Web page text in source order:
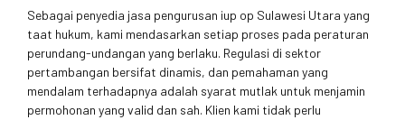
Sebagai penyedia jasa pengurusan iup op Sulawesi Utara yang
taat hukum, kami mendasarkan setiap proses pada peraturan
perundang-undangan yang berlaku. Regulasi di sektor
pertambangan bersifat dinamis, dan pemahaman yang
mendalam terhadapnya adalah syarat mutlak untuk menjamin
permohonan yang valid dan sah. Klien kami tidak perlu